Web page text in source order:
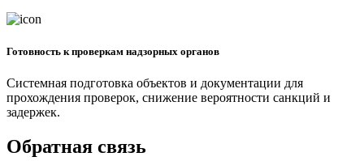
Готовность к проверкам надзорных органов
Системная подготовка объектов и документации для
прохождения проверок, снижение вероятности санкций и
задержек.
Обратная связь